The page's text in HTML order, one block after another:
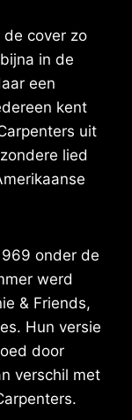
de cover zo
in de
een
kent
uit
lied
onder de
werd
& Friends,
Hun versie
door
verschil met